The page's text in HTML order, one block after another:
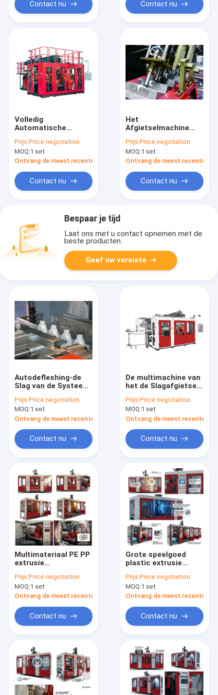
Producten
Ongeveer ons
Contact nu Contact nu
Volledig
Automatische
Vormen Machine
MP100FD voor
Automobiele Delen
Prijs:Price negotiation.
MOQ:1 set
Ontvang de meest recente Prijs
Contact nu
Het
Afgietselmachine
Defleshingsiml
Automatische
Plastic Slag met het
Prijs:Price negotiation
MOQ:1 set
Ontvang de meest recente
Contact nu
Bespaar je tijd
Laat ons met u contact opnemen met de
beste producten.
Geef uw vereiste
Autodefleshing-de
Slag van de Systeem
Vormen Machine
voor Lotionfles 2
Laaghdpe
Prijs:Price negotiation.
MOQ:1 set
Ontvang de meest recente Prijs
Contact nu
De multimachine van
het de Slagafgietsel
Holteuitdrijving
Automatische
MP90FS IML voor
Pesticidefles
Prijs:Price negotiation.
MOQ:1 set
Ontvang de meest recente
Contact nu
Multimateriaal PE PP
extrusie
MP100FD 100mm
Prijs:Price negotiation
MOQ:1 set
Ontvang de meest recente Prijs
Contact nu
Grote speelgoed
plastic extrusie
100 mm MP100FD
Prijs:Price negotiation
MOQ:1 set
Ontvang de meest recente
Contact nu